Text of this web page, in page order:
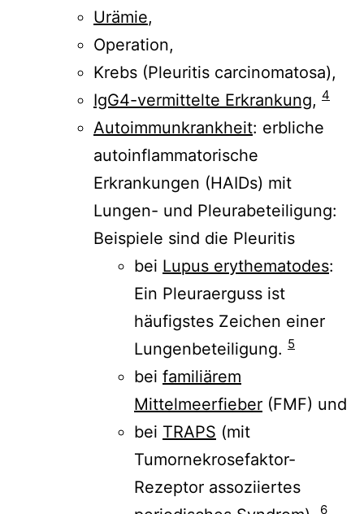
Urämie,
Operation,
Krebs (Pleuritis carcinomatosa),
IgG4-vermittelte Erkrankung, 4
Autoimmunkrankheit: erbliche
autoinflammatorische
Erkrankungen (HAIDs) mit
Lungen- und Pleurabeteiligung:
Beispiele sind die Pleuritis
bei Lupus erythematodes:
Ein Pleuraerguss ist
häufigstes Zeichen einer
Lungenbeteiligung. 5
bei familiärem
Mittelmeerfieber (FMF) und
bei TRAPS (mit
Tumornekrosefaktor-
Rezeptor assoziiertes
6